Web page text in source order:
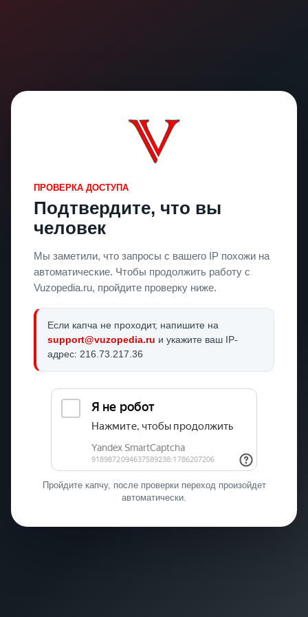
ПРОВЕРКА ДОСТУПА
Подтвердите, что вы
человек
Мы заметили, что запросы с вашего IP похожи на
автоматические. Чтобы продолжить работу с
Vuzopedia.ru, пройдите проверку ниже.
Если капча не проходит, напишите на
support@vuzopedia.ru и укажите ваш IP-
адрес: 216.73.217.36
Пройдите капчу, после проверки переход произойдет
автоматически.